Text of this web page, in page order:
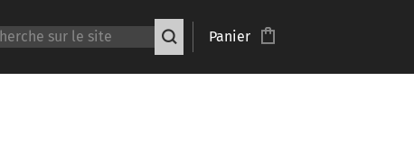
Panier